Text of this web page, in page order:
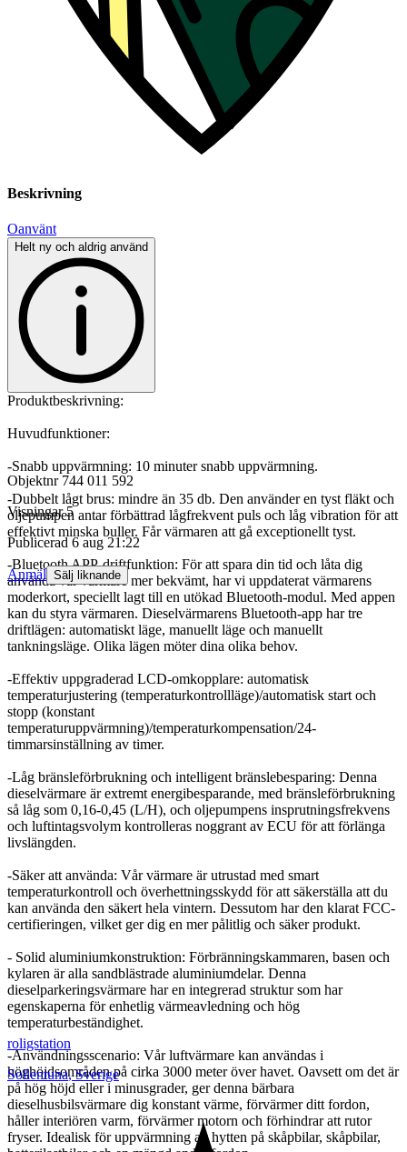
Beskrivning
Oanvänt
Helt ny och aldrig använd
Produktbeskrivning:
Huvudfunktioner:
-Snabb uppvärmning: 10 minuter snabb uppvärmning.
-Dubbelt lågt brus: mindre än 35 db. Den använder en tyst fläkt och
oljepumpen antar förbättrad lågfrekvent puls och låg vibration för att
effektivt minska buller. Får värmaren att gå exceptionellt tyst.
-Bluetooth APP-driftfunktion: För att spara din tid och låta dig
använda vår värmare mer bekvämt, har vi uppdaterat värmarens
moderkort, speciellt lagt till en utökad Bluetooth-modul. Med appen
kan du styra värmaren. Dieselvärmarens Bluetooth-app har tre
driftlägen: automatiskt läge, manuellt läge och manuellt
tankningsläge. Olika lägen möter dina olika behov.
-Effektiv uppgraderad LCD-omkopplare: automatisk
temperaturjustering (temperaturkontrollläge)/automatisk start och
stopp (konstant
temperaturuppvärmning)/temperaturkompensation/24-
timmarsinställning av timer.
-Låg bränsleförbrukning och intelligent bränslebesparing: Denna
dieselvärmare är extremt energibesparande, med bränsleförbrukning
så låg som 0,16-0,45 (L/H), och oljepumpens insprutningsfrekvens
och luftintagsvolym kontrolleras noggrant av ECU för att förlänga
livslängden.
-Säker att använda: Vår värmare är utrustad med smart
temperaturkontroll och överhettningsskydd för att säkerställa att du
kan använda den säkert hela vintern. Dessutom har den klarat FCC-
certifieringen, vilket ger dig en mer pålitlig och säker produkt.
- Solid aluminiumkonstruktion: Förbränningskammaren, basen och
kylaren är alla sandblästrade aluminiumdelar. Denna
dieselparkeringsvärmare har en integrerad struktur som har
egenskaperna för enhetlig värmeavledning och hög
temperaturbeständighet.
-Användningsscenario: Vår luftvärmare kan användas i
höghöjdsområden på cirka 3000 meter över havet. Oavsett om det är
på hög höjd eller i minusgrader, ger denna bärbara
dieselhusbilsvärmare dig konstant värme, förvärmer ditt fordon,
håller interiören varm, förvärmer motorn och förhindrar att rutor
fryser. Idealisk för uppvärmning av hytten på skåpbilar, skåpbilar,
Objektnr 744 011 592
Visningar 5
Publicerad 6 aug 21:22
Anmäl Sälj liknande
roligstation
Sollentuna,Sverige